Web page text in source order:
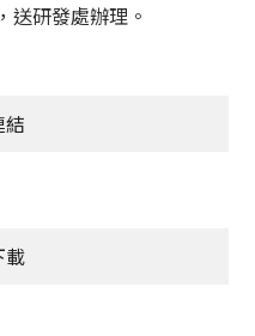
送研發處辦理。
結
載